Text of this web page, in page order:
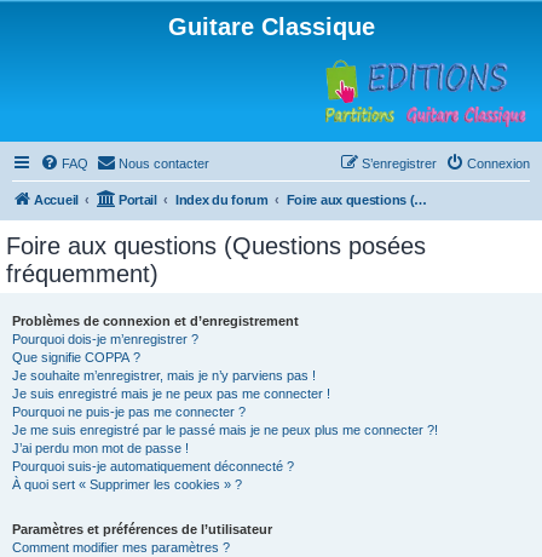
Guitare Classique
FAQ Nous contacter Connexion
S’enregistrer
Accueil Portail Index du forum Foire aux questions (Questions posées fréquemment)
Foire aux questions (Questions posées
fréquemment)
Problèmes de connexion et d’enregistrement
Pourquoi dois-je m’enregistrer ?
Que signifie COPPA ?
Je souhaite m’enregistrer, mais je n’y parviens pas !
Je suis enregistré mais je ne peux pas me connecter !
Pourquoi ne puis-je pas me connecter ?
Je me suis enregistré par le passé mais je ne peux plus me connecter ?!
J’ai perdu mon mot de passe !
Pourquoi suis-je automatiquement déconnecté ?
À quoi sert « Supprimer les cookies » ?
Paramètres et préférences de l’utilisateur
Comment modifier mes paramètres ?